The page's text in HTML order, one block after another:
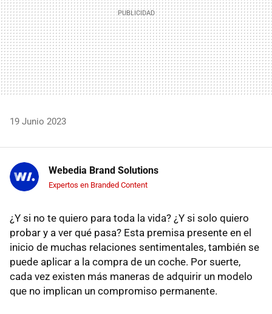
19 Junio 2023
Webedia Brand Solutions
Expertos en Branded Content
¿Y si no te quiero para toda la vida? ¿Y si solo quiero
probar y a ver qué pasa? Esta premisa presente en el
inicio de muchas relaciones sentimentales, también se
puede aplicar a la compra de un coche. Por suerte,
cada vez existen más maneras de adquirir un modelo
que no implican un compromiso permanente.